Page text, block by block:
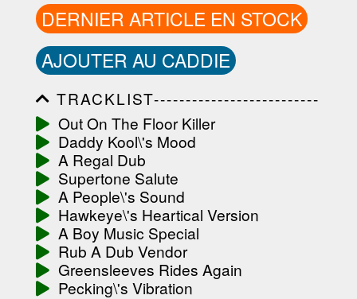
DERNIER ARTICLE EN STOCK
AJOUTER AU CADDIE
TRACKLIST--------------------------
-----------------------------------------
-----------------------------------------
-----------------------------------------
-----------------------------------------
-------------------
Out On The Floor Killer
Daddy Kool\'s Mood
A Regal Dub
Supertone Salute
A People\'s Sound
Hawkeye\'s Heartical Version
A Boy Music Special
Rub A Dub Vendor
Greensleeves Rides Again
Pecking\'s Vibration